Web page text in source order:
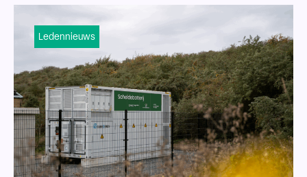
Ledennieuws